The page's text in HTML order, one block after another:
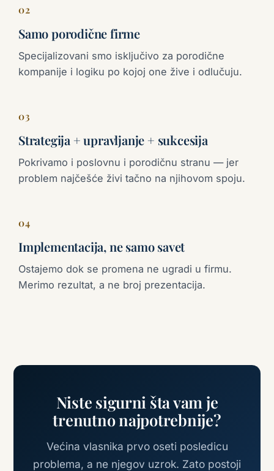
02
Samo porodične firme
Specijalizovani smo isključivo za porodične
kompanije i logiku po kojoj one žive i odlučuju.
03
Strategija + upravljanje + sukcesija
Pokrivamo i poslovnu i porodičnu stranu — jer
problem najčešće živi tačno na njihovom spoju.
04
Implementacija, ne samo savet
Ostajemo dok se promena ne ugradi u firmu.
Merimo rezultat, a ne broj prezentacija.
Niste sigurni šta vam je
trenutno najpotrebnije?
Većina vlasnika prvo oseti posledicu
problema, a ne njegov uzrok. Zato postoji